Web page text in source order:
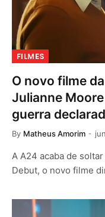
FILMES
O novo filme
Julianne
guerra
By Matheus Amorim
A A24 acaba de
Debut, o novo filme